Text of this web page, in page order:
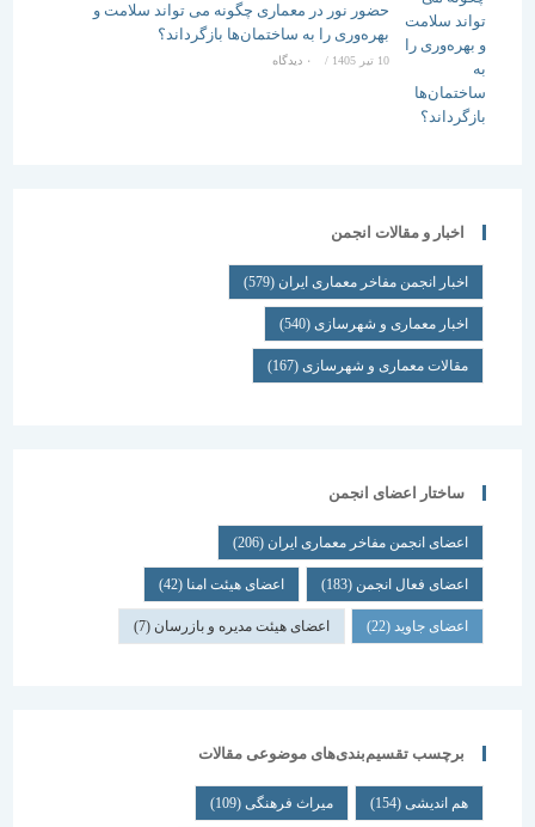
حضور نور در معماری چگونه می تواند سلامت و
بهره‌وری را به ساختمان‌ها بازگرداند؟
/ ۰ دیدگاه
اخبار و مقالات انجمن
اخبار انجمن مفاخر معماری ایران (579)
اخبار معماری و شهرسازی(540)
مقالات معماری و شهرسازی(167)
ساختار اعضای انجمن
اعضای انجمن مفاخر معماری ایران (206)
اعضای فعال انجمن(183) اعضای هیئت امنا(42)
اعضای جاوید(22) اعضای هیئت مدیره و بازرسان(7)
برچسب تقسیم‌بندی‌های موضوعی مقالات
هم اندیشی (154) میراث فرهنگی (109)